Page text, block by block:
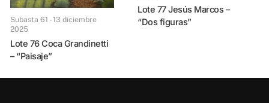
Subasta 61 - 13 diciembre
2025
Lote 76 Coca Grandinetti
– “Paisaje”
Lote 77 Jesús Marcos –
“Dos figuras”